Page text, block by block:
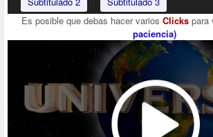
Es posible que debas hacer variosClicks para
paciencia)